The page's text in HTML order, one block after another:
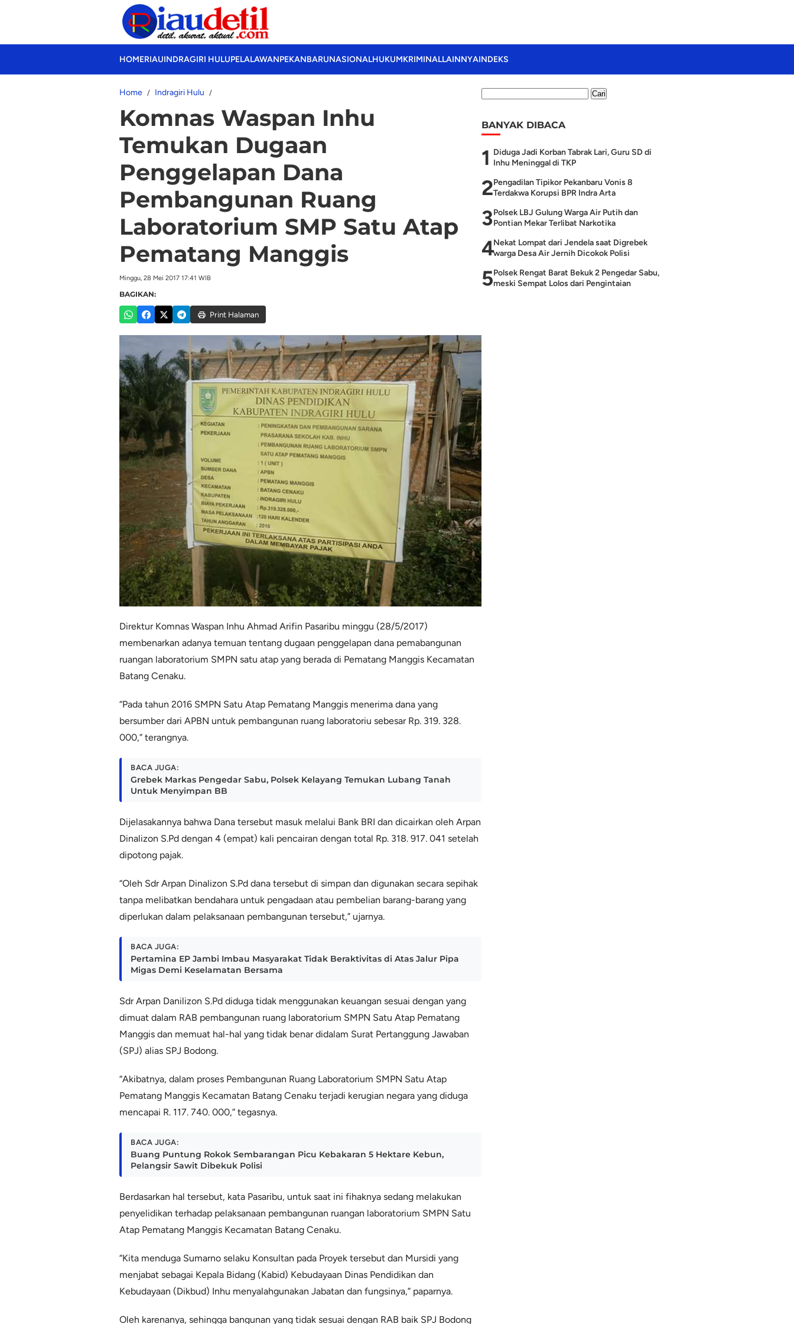
HOMERIAUINDRAGIRI HULUPELALAWANPEKANBARUNASIONALHUKUMKRIMINALLAINNYAINDEKS
Home Indragiri Hulu
Komnas Waspan Inhu
Temukan Dugaan
Penggelapan Dana
Pembangunan Ruang
Laboratorium SMP Satu Atap
Pematang Manggis
Minggu, 28 Mei 2017 17:41 WIB
BAGIKAN:
Print Halaman
Direktur Komnas Waspan Inhu Ahmad Arifin Pasaribu minggu (28/5/2017)
membenarkan adanya temuan tentang dugaan penggelapan dana pemabangunan
ruangan laboratorium SMPN satu atap yang berada di Pematang Manggis Kecamatan
Batang Cenaku.
“Pada tahun 2016 SMPN Satu Atap Pematang Manggis menerima dana yang
bersumber dari APBN untuk pembangunan ruang laboratoriu sebesar Rp. 319. 328.
000,” terangnya.
BACA JUGA:
Grebek Markas Pengedar Sabu, Polsek Kelayang Temukan Lubang Tanah
Untuk Menyimpan BB
Dijelasakannya bahwa Dana tersebut masuk melalui Bank BRI dan dicairkan oleh Arpan
Dinalizon S.Pd dengan 4 (empat) kali pencairan dengan total Rp. 318. 917. 041 setelah
dipotong pajak.
“Oleh Sdr Arpan Dinalizon S.Pd dana tersebut di simpan dan digunakan secara sepihak
tanpa melibatkan bendahara untuk pengadaan atau pembelian barang-barang yang
diperlukan dalam pelaksanaan pembangunan tersebut,” ujarnya.
BACA JUGA:
Pertamina EP Jambi Imbau Masyarakat Tidak Beraktivitas di Atas Jalur Pipa
Migas Demi Keselamatan Bersama
Sdr Arpan Danilizon S.Pd diduga tidak menggunakan keuangan sesuai dengan yang
dimuat dalam RAB pembangunan ruang laboratorium SMPN Satu Atap Pematang
Manggis dan memuat hal-hal yang tidak benar didalam Surat Pertanggung Jawaban
(SPJ) alias SPJ Bodong.
“Akibatnya, dalam proses Pembangunan Ruang Laboratorium SMPN Satu Atap
Pematang Manggis Kecamatan Batang Cenaku terjadi kerugian negara yang diduga
mencapai R. 117. 740. 000,” tegasnya.
BACA JUGA:
Buang Puntung Rokok Sembarangan Picu Kebakaran 5 Hektare Kebun,
Pelangsir Sawit Dibekuk Polisi
Berdasarkan hal tersebut, kata Pasaribu, untuk saat ini fihaknya sedang melakukan
penyelidikan terhadap pelaksanaan pembangunan ruangan laboratorium SMPN Satu
Atap Pematang Manggis Kecamatan Batang Cenaku.
“Kita menduga Sumarno selaku Konsultan pada Proyek tersebut dan Mursidi yang
menjabat sebagai Kepala Bidang (Kabid) Kebudayaan Dinas Pendidikan dan
Kebudayaan (Dikbud) Inhu menyalahgunakan Jabatan dan fungsinya,” paparnya.
Oleh karenanya, sehingga bangunan yang tidak sesuai dengan RAB baik SPJ Bodong
BANYAK DIBACA
1 Diduga Jadi Korban Tabrak Lari, Guru SD di
Inhu Meninggal di TKP
2Pengadilan Tipikor Pekanbaru Vonis 8
Terdakwa Korupsi BPR Indra Arta
3Polsek LBJ Gulung Warga Air Putih dan
Pontian Mekar Terlibat Narkotika
4Nekat Lompat dari Jendela saat Digrebek
warga Desa Air Jernih Dicokok Polisi
5Polsek Rengat Barat Bekuk 2 Pengedar Sabu,
meski Sempat Lolos dari Pengintaian